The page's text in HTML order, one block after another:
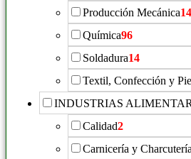
Producción Mecánica14
Química96
Soldadura14
Textil, Confección y
INDUSTRIAS
Calidad2
Carnicería y Charcutería